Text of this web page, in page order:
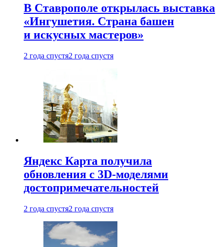
В Ставрополе открылась выставка
«Ингушетия. Страна башен
и искусных мастеров»
2 года спустя2 года спустя
Яндекс Карта получила
обновления с 3D-моделями
достопримечательностей
2 года спустя2 года спустя